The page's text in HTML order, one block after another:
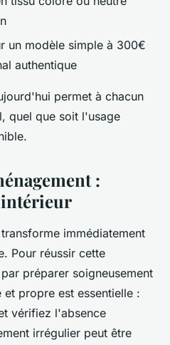
un modèle simple à 300€
authentique
permet à chacun
quel que soit l'usage
:
immédiatement
Pour réussir cette
préparer soigneusement
propre est essentielle :
vérifiez l'absence
irrégulier peut être